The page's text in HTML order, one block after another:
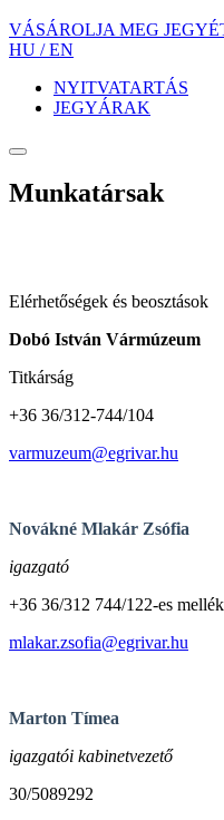
VÁSÁROLJA MEG
HU /EN
NYITVATARTÁS
JEGYÁRAK
Munkatársak
Elérhetőségek és beosztások
Dobó István Vármúzeum
Titkárság
+36 36/312-744/104
varmuzeum@egrivar.hu
Novákné Mlakár Zsófia
igazgató
+36 36/312 744/122-es mellék
mlakar.zsofia@egrivar.hu
Marton Tímea
igazgatói kabinetvezető
30/5089292